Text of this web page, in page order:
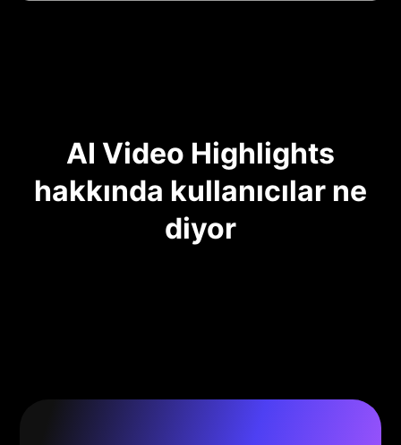
AI Video Highlights
hakkında kullanıcılar ne
diyor